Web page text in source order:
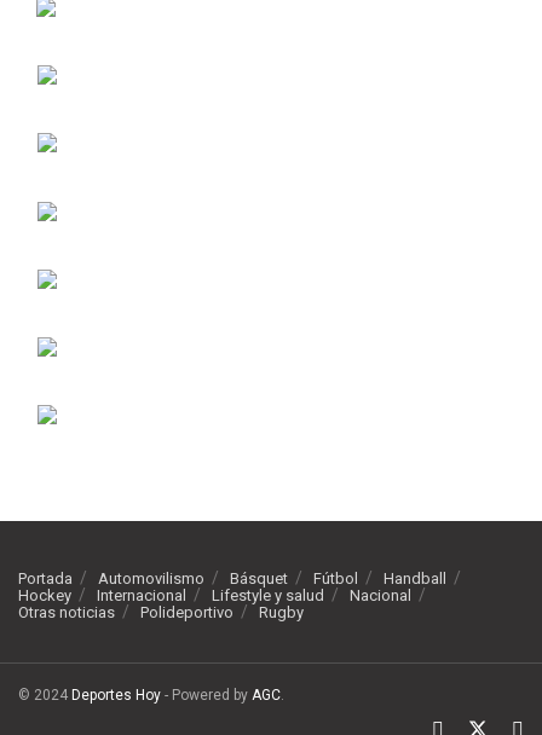
Portada Automovilismo Básquet Fútbol
Handball
Hockey
Internacional Lifestyle y salud
Nacional
Otras noticias
Polideportivo Rugby
© 2024 Deportes Hoy - Powered by AGC.